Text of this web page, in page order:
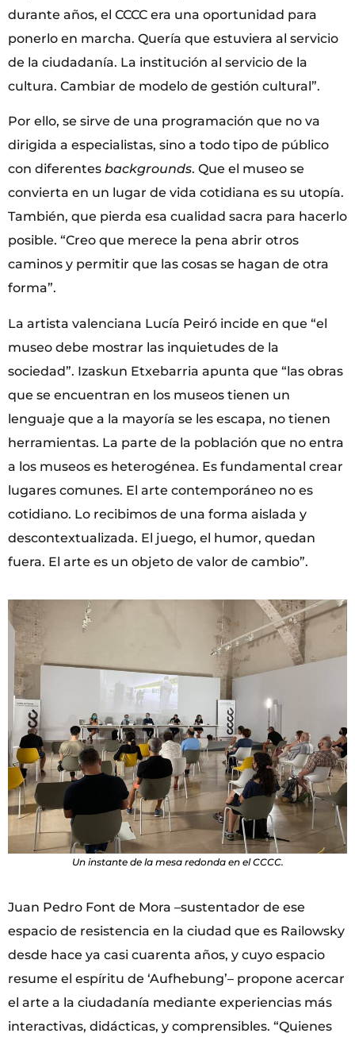
durante años, el CCCC era una oportunidad para
ponerlo en marcha. Quería que estuviera al servicio
de la ciudadanía. La institución al servicio de la
cultura. Cambiar de modelo de gestión cultural”.
Por ello, se sirve de una programación que no va
dirigida a especialistas, sino a todo tipo de público
con diferentes backgrounds. Que el museo se
convierta en un lugar de vida cotidiana es su utopía.
También, que pierda esa cualidad sacra para hacerlo
posible. “Creo que merece la pena abrir otros
caminos y permitir que las cosas se hagan de otra
forma”.
La artista valenciana Lucía Peiró incide en que “el
museo debe mostrar las inquietudes de la
sociedad”. Izaskun Etxebarria apunta que “las obras
que se encuentran en los museos tienen un
lenguaje que a la mayoría se les escapa, no tienen
herramientas. La parte de la población que no entra
a los museos es heterogénea. Es fundamental crear
lugares comunes. El arte contemporáneo no es
cotidiano. Lo recibimos de una forma aislada y
descontextualizada. El juego, el humor, quedan
fuera. El arte es un objeto de valor de cambio”.
Un instante de la mesa redonda en el CCCC.
Juan Pedro Font de Mora –sustentador de ese
espacio de resistencia en la ciudad que es Railowsky
desde hace ya casi cuarenta años, y cuyo espacio
resume el espíritu de ‘Aufhebung’– propone acercar
el arte a la ciudadanía mediante experiencias más
interactivas, didácticas, y comprensibles. “Quienes